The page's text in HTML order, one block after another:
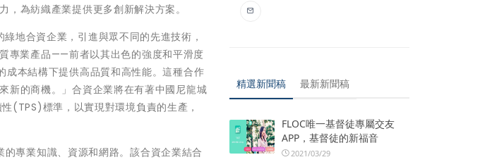
為紡織產業提供更多創新解決方案。
地合資企業，引進與眾不同的先進技術，
專業產品——前者以其出色的強度和平滑度
本結構下提供高品質和高性能。這種合作
新的商機。」合資企業將在有著中國尼龍城
(TPS)標準，以實現對環境負責的生產，
專業知識、資源和網路。該合資企業結合
精選新聞稿 最新新聞稿
FLOC唯一基督徒專屬交友
APP，基督徒的新福音
2021/03/29